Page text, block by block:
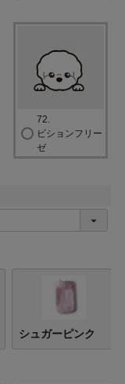
72.
ビションフリー
ゼ
シュガーピンク